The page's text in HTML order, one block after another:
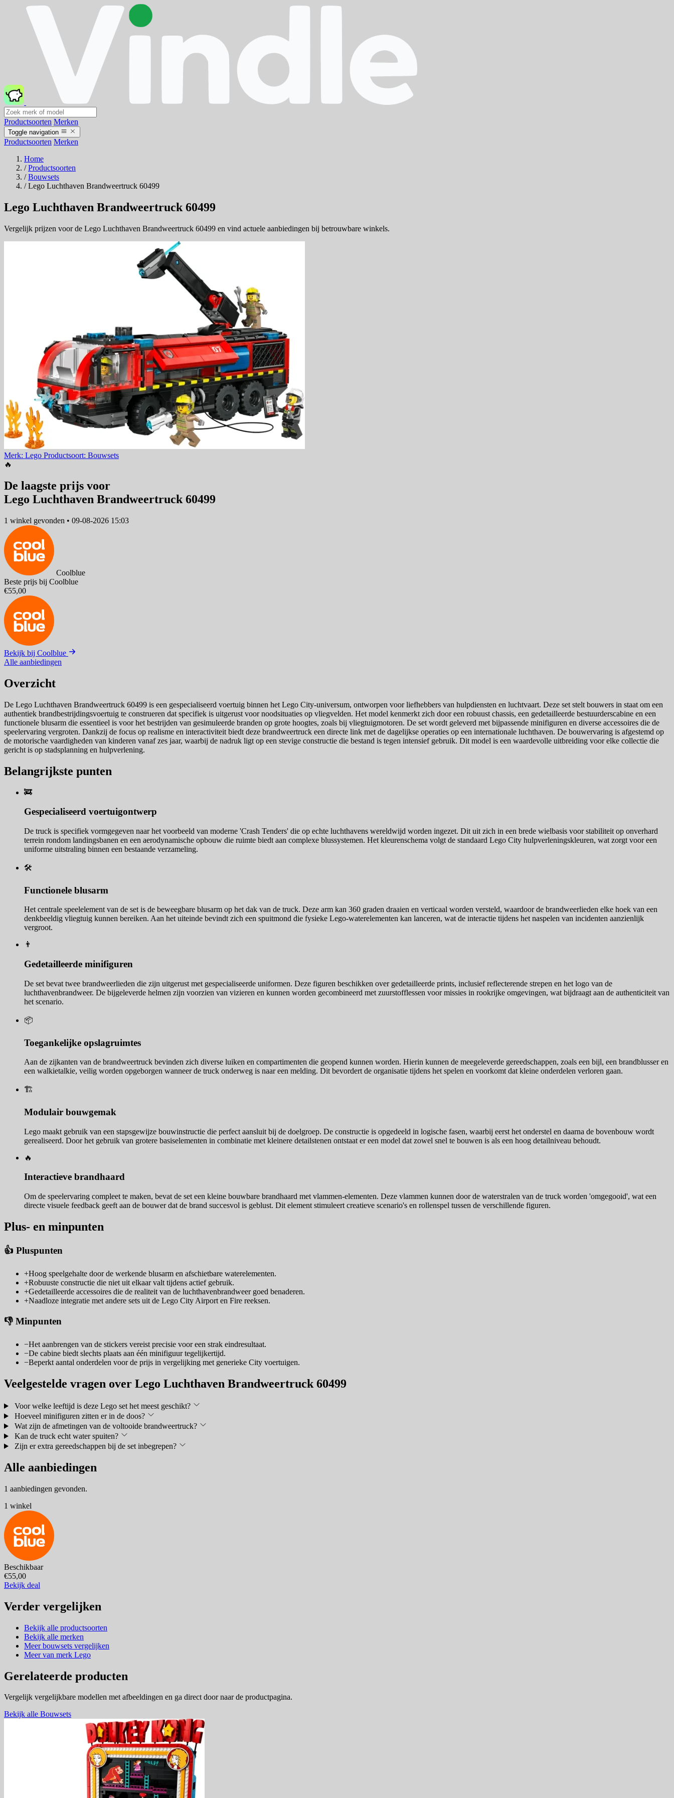
Productsoorten Merken
Toggle navigation
Productsoorten Merken
Home
/ Productsoorten
/ Bouwsets
/ Lego Luchthaven Brandweertruck 60499
Lego Luchthaven Brandweertruck 60499
Vergelijk prijzen voor de Lego Luchthaven Brandweertruck 60499 en vind actuele aanbiedingen bij betrouwbare winkels.
Merk: Lego Productsoort: Bouwsets
🔥
De laagste prijs voor
Lego Luchthaven Brandweertruck 60499
1 winkel gevonden • 09-08-2026 15:03
Coolblue
Beste prijs bij Coolblue
€55,00
Bekijk bij Coolblue
Alle aanbiedingen
Overzicht
De Lego Luchthaven Brandweertruck 60499 is een gespecialiseerd voertuig binnen het Lego City-universum, ontworpen voor liefhebbers van hulpdiensten en luchtvaart. Deze set stelt bouwers in staat om een
authentiek brandbestrijdingsvoertuig te construeren dat specifiek is uitgerust voor noodsituaties op vliegvelden. Het model kenmerkt zich door een robuust chassis, een gedetailleerde bestuurderscabine en een
functionele blusarm die essentieel is voor het bestrijden van gesimuleerde branden op grote hoogtes, zoals bij vliegtuigmotoren. De set wordt geleverd met bijpassende minifiguren en diverse accessoires die de
speelervaring vergroten. Dankzij de focus op realisme en interactiviteit biedt deze brandweertruck een directe link met de dagelijkse operaties op een internationale luchthaven. De bouwervaring is afgestemd op
de motorische vaardigheden van kinderen vanaf zes jaar, waarbij de nadruk ligt op een stevige constructie die bestand is tegen intensief gebruik. Dit model is een waardevolle uitbreiding voor elke collectie die
gericht is op stadsplanning en hulpverlening.
Belangrijkste punten
🚒
Gespecialiseerd voertuigontwerp
De truck is specifiek vormgegeven naar het voorbeeld van moderne 'Crash Tenders' die op echte luchthavens wereldwijd worden ingezet. Dit uit zich in een brede wielbasis voor stabiliteit op onverhard
terrein rondom landingsbanen en een aerodynamische opbouw die ruimte biedt aan complexe blussystemen. Het kleurenschema volgt de standaard Lego City hulpverleningskleuren, wat zorgt voor een
uniforme uitstraling binnen een bestaande verzameling.
🛠️
Functionele blusarm
Het centrale speelelement van de set is de beweegbare blusarm op het dak van de truck. Deze arm kan 360 graden draaien en verticaal worden versteld, waardoor de brandweerlieden elke hoek van een
denkbeeldig vliegtuig kunnen bereiken. Aan het uiteinde bevindt zich een spuitmond die fysieke Lego-waterelementen kan lanceren, wat de interactie tijdens het naspelen van incidenten aanzienlijk
vergroot.
👨‍
Gedetailleerde minifiguren
De set bevat twee brandweerlieden die zijn uitgerust met gespecialiseerde uniformen. Deze figuren beschikken over gedetailleerde prints, inclusief reflecterende strepen en het logo van de
luchthavenbrandweer. De bijgeleverde helmen zijn voorzien van vizieren en kunnen worden gecombineerd met zuurstofflessen voor missies in rookrijke omgevingen, wat bijdraagt aan de authenticiteit van
het scenario.
📦
Toegankelijke opslagruimtes
Aan de zijkanten van de brandweertruck bevinden zich diverse luiken en compartimenten die geopend kunnen worden. Hierin kunnen de meegeleverde gereedschappen, zoals een bijl, een brandblusser en
een walkietalkie, veilig worden opgeborgen wanneer de truck onderweg is naar een melding. Dit bevordert de organisatie tijdens het spelen en voorkomt dat kleine onderdelen verloren gaan.
🏗️
Modulair bouwgemak
Lego maakt gebruik van een stapsgewijze bouwinstructie die perfect aansluit bij de doelgroep. De constructie is opgedeeld in logische fasen, waarbij eerst het onderstel en daarna de bovenbouw wordt
gerealiseerd. Door het gebruik van grotere basiselementen in combinatie met kleinere detailstenen ontstaat er een model dat zowel snel te bouwen is als een hoog detailniveau behoudt.
🔥
Interactieve brandhaard
Om de speelervaring compleet te maken, bevat de set een kleine bouwbare brandhaard met vlammen-elementen. Deze vlammen kunnen door de waterstralen van de truck worden 'omgegooid', wat een
directe visuele feedback geeft aan de bouwer dat de brand succesvol is geblust. Dit element stimuleert creatieve scenario's en rollenspel tussen de verschillende figuren.
Plus- en minpunten
👍 Pluspunten
+Hoog speelgehalte door de werkende blusarm en afschietbare waterelementen.
+Robuuste constructie die niet uit elkaar valt tijdens actief gebruik.
+Gedetailleerde accessoires die de realiteit van de luchthavenbrandweer goed benaderen.
+Naadloze integratie met andere sets uit de Lego City Airport en Fire reeksen.
👎 Minpunten
−Het aanbrengen van de stickers vereist precisie voor een strak eindresultaat.
−De cabine biedt slechts plaats aan één minifiguur tegelijkertijd.
−Beperkt aantal onderdelen voor de prijs in vergelijking met generieke City voertuigen.
Veelgestelde vragen over Lego Luchthaven Brandweertruck 60499
Voor welke leeftijd is deze Lego set het meest geschikt?
Hoeveel minifiguren zitten er in de doos?
Wat zijn de afmetingen van de voltooide brandweertruck?
Kan de truck echt water spuiten?
Zijn er extra gereedschappen bij de set inbegrepen?
Alle aanbiedingen
1 aanbiedingen gevonden.
1 winkel
Beschikbaar
€55,00
Bekijk deal
Verder vergelijken
Bekijk alle productsoorten
Bekijk alle merken
Meer bouwsets vergelijken
Meer van merk Lego
Gerelateerde producten
Vergelijk vergelijkbare modellen met afbeeldingen en ga direct door naar de productpagina.
Bekijk alle Bouwsets